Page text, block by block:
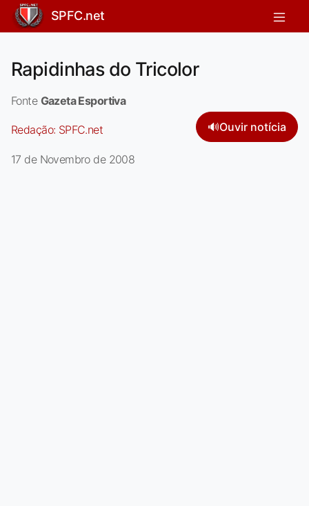
SPFC.net
Rapidinhas do Tricolor
Fonte Gazeta Esportiva
Redação: SPFC.net 🔊Ouvir notícia
17 de Novembro de 2008